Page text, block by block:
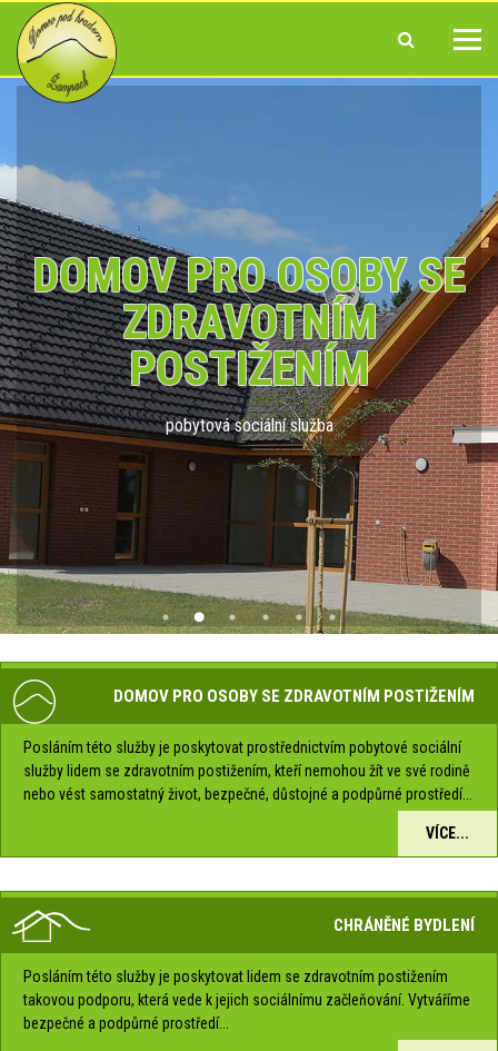
DOMOV PRO OSOBY SE
ZDRAVOTNÍM
POSTIŽENÍM
pobytová sociální služba
DOMOV PRO OSOBY SE ZDRAVOTNÍM POSTIŽENÍM
Posláním této služby je poskytovat prostřednictvím pobytové sociální
služby lidem se zdravotním postižením, kteří nemohou žít ve své rodině
nebo vést samostatný život, bezpečné, důstojné a podpůrné prostředí...
VÍCE...
CHRÁNĚNÉ BYDLENÍ
Posláním této služby je poskytovat lidem se zdravotním postižením
takovou podporu, která vede k jejich sociálnímu začleňování. Vytváříme
bezpečné a podpůrné prostředí...